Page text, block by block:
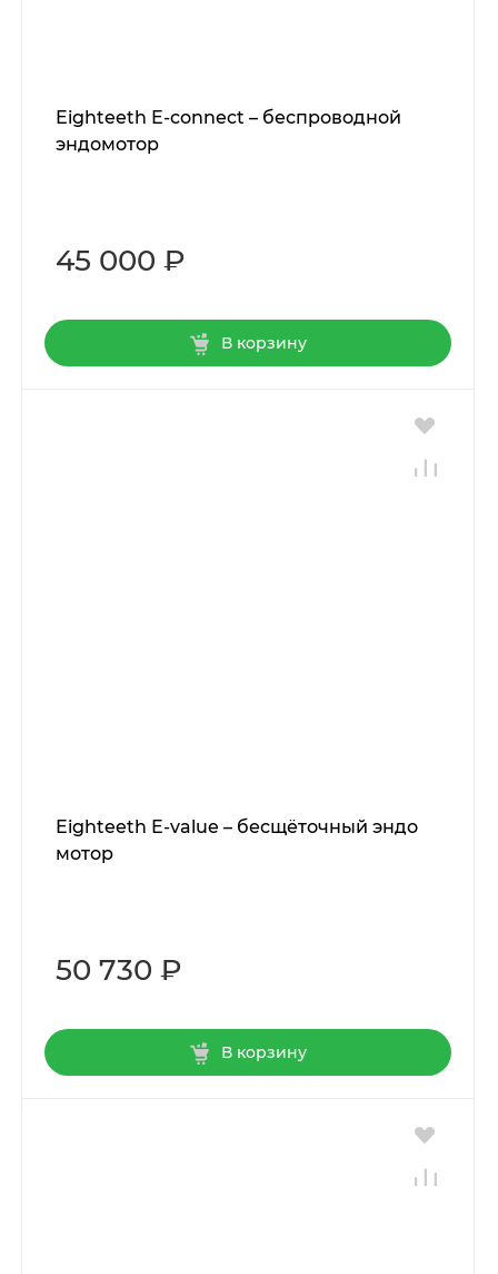
Eighteeth E-connect – беспроводной
эндомотор
45 000 ₽
В корзину
Eighteeth E-value – бесщёточный эндо
мотор
50 730 ₽
В корзину